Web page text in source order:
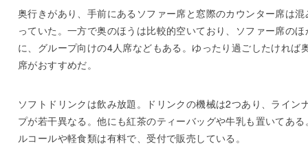
奥行きがあり、手前にあるソファー席と窓際のカウンター席は混
っていた。一方で奥のほうは比較的空いており、ソファー席のほ
に、グループ向けの4人席などもある。ゆったり過ごしたければ
席がおすすめだ。
ソフトドリンクは飲み放題。ドリンクの機械は2つあり、ライン
プが若干異なる。他にも紅茶のティーバッグや牛乳も置いてある
ルコールや軽食類は有料で、受付で販売している。